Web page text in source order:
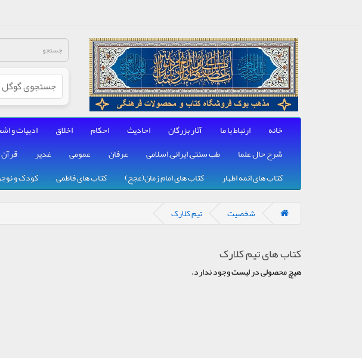
خانه ارتباط با ما آثار بزرگان احادیث احکام اخلاق ادبیات و
شرح حال علما
طب سنتی, ایرانی, اسلامی عرفان عمومی غدیر قرآن
کتاب های ائمه اطهار
کتاب های امام زمان(عجج) کتاب های فاطمی کودک و
شخصیت تیم کلارک
کتاب های تیم کلارک
هیچ محصولی در لیست وجود ندارد.